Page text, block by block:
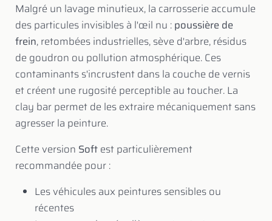
Malgré un lavage minutieux, la carrosserie accumule
des particules invisibles à l'œil nu :poussière de
frein, retombées industrielles, sève d'arbre, résidus
de goudron ou pollution atmosphérique. Ces
contaminants s'incrustent dans la couche de vernis
et créent une rugosité perceptible au toucher. La
clay bar permet de les extraire mécaniquement sans
agresser la peinture.
Cette version Softest particulièrement
recommandée pour :
Les véhicules aux peintures sensibles ou
récentes